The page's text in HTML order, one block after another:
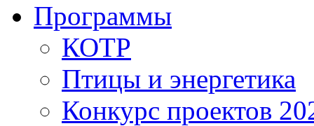
Программы
КОТР
Птицы и энергетика
Конкурс проектов